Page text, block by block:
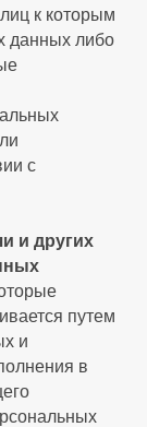
к которым
данных либо
с
и других
путем
и
в